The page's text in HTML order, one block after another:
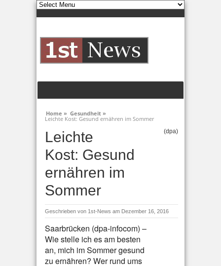
Home » Gesundheit »
Leichte Kost: Gesund ernähren im Sommer
Leichte
Kost: Gesund
ernähren im
Sommer
(dpa)
Geschrieben von 1st-News am Dezember 16, 2016
Saarbrücken (dpa-infocom) –
Wie stelle ich es am besten
an, mich im Sommer gesund
zu ernähren? Wer rund ums